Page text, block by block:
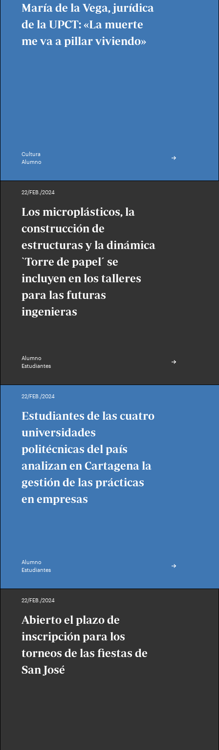
María de la Vega, jurídica
de la UPCT: «La muerte
me va a pillar viviendo»
Cultura
Alumno
22/FEB./2024
Los microplásticos, la
construcción de
estructuras y la dinámica
`Torre de papel´ se
incluyen en los talleres
para las futuras
ingenieras
Alumno
Estudiantes
22/FEB./2024
Estudiantes de las cuatro
universidades
politécnicas del país
analizan en Cartagena la
gestión de las prácticas
en empresas
Alumno
Estudiantes
22/FEB./2024
Abierto el plazo de
inscripción para los
torneos de las fiestas de
San José